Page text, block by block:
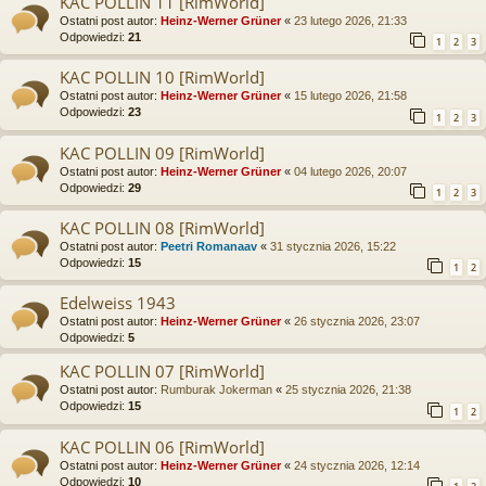
Ostatni post autor: Heinz-Werner Grüner« 23 lutego 2026, 21:33
Odpowiedzi: 21 1 2 3
KAC POLLIN 10 [RimWorld]
Ostatni post autor: Heinz-Werner Grüner« 15 lutego 2026, 21:58
Odpowiedzi: 23 1 2 3
KAC POLLIN 09 [RimWorld]
Ostatni post autor: Heinz-Werner Grüner« 04 lutego 2026, 20:07
Odpowiedzi: 29 1 2 3
KAC POLLIN 08 [RimWorld]
Ostatni post autor: Peetri Romanaav « 31 stycznia 2026, 15:22
Odpowiedzi: 15 1 2
Edelweiss 1943
Ostatni post autor: Heinz-Werner Grüner« 26 stycznia 2026, 23:07
Odpowiedzi: 5
KAC POLLIN 07 [RimWorld]
Ostatni post autor: Rumburak Jokerman « 25 stycznia 2026, 21:38
Odpowiedzi: 15 1 2
KAC POLLIN 06 [RimWorld]
Ostatni post autor: Heinz-Werner Grüner« 24 stycznia 2026, 12:14
Odpowiedzi: 10